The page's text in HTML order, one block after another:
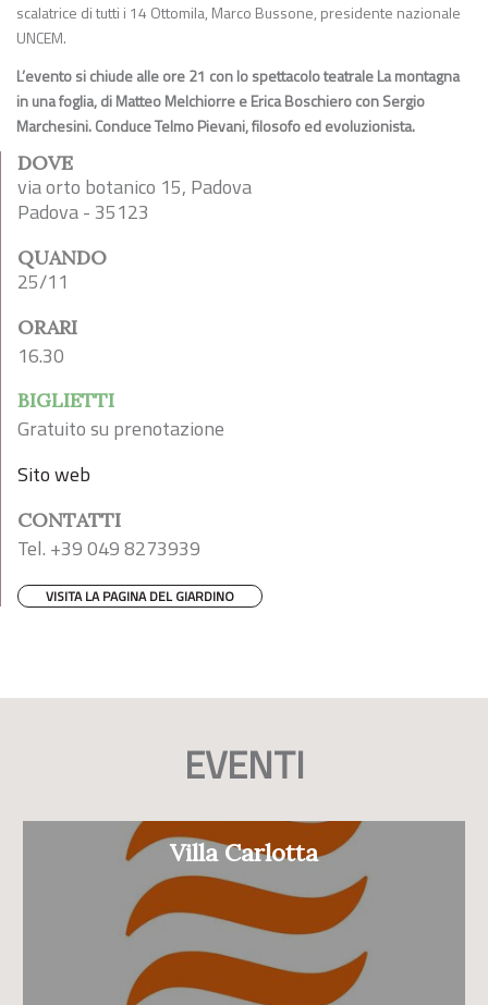
scalatrice di tutti i 14 Ottomila, Marco Bussone, presidente nazionale
UNCEM.
L’evento si chiude alle ore 21 con lo spettacolo teatrale La montagna
in una foglia, di Matteo Melchiorre e Erica Boschiero con Sergio
Marchesini. Conduce Telmo Pievani, filosofo ed evoluzionista.
DOVE
via orto botanico 15, Padova
Padova - 35123
QUANDO
25/11
ORARI
16.30
BIGLIETTI
Gratuito su prenotazione
Sito web
CONTATTI
Tel. +39 049 8273939
VISITA LA PAGINA DEL GIARDINO
EVENTI
Villa Carlotta